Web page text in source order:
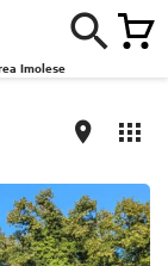
Imolese